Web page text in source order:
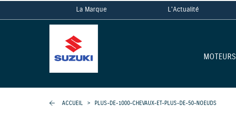
La Marque L'Actualité
MOTEURS
ACCUEIL > PLUS-DE-1000-CHEVAUX-ET-PLUS-DE-50-NOEUDS